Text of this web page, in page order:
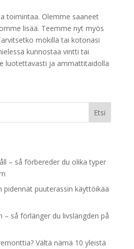
toimintaa. Olemme saaneet
lisää. Teemme nyt myös
mökillä tai kotonasi
kunnostaa vintti tai
luotettavasti ja ammattitaidolla
Etsi
– så förbereder du olika typer
pidennät puuterassin käyttöikää
– så förlänger du livslängden på
Vältä nämä 10 yleistä